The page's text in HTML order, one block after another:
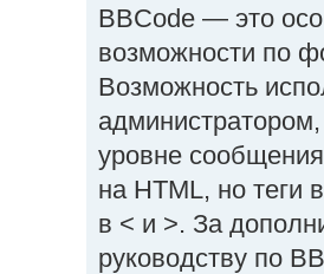
BBCode — это
возможности по
Возможность
уровне
на HTML, но теги
в < и >. За
руководству по